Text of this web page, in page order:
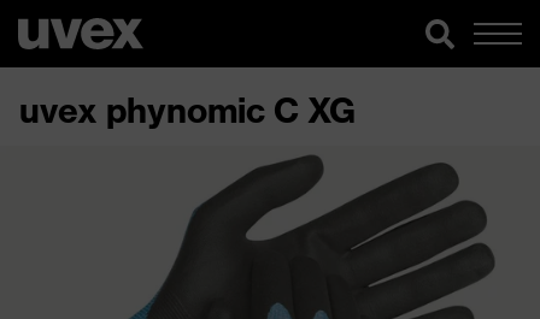
uvex phynomic C XG